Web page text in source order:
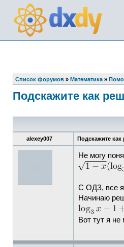
Список форумов » Математика »
Подскажите как
alexey007 Подскажите как
Не могу
С ОДЗ, все
Начинаю
Вот тут я